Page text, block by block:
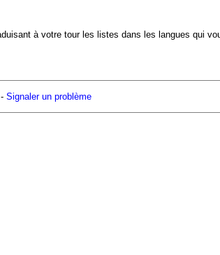
à votre tour les listes dans les langues qui
Signaler un problème